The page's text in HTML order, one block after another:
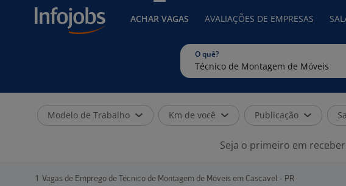
ACHAR VAGAS AVALIAÇÕES DE EMPRESAS
O quê?
Modelo de Trabalho Km de você Publicação
Seja o primeiro em
1 Vagas de Emprego de Técnico de Montagem de Móveis em Cascavel - PR